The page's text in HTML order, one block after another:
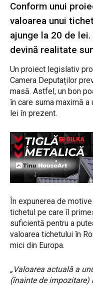
Conform unui
valoarea unui
ajunge la 20 de
devină realitate
Un proiect legislativ
Camera Deputaților
masă. Astfel, un bon
în care suma maximă
lei în prezent.
În expunerea de
tichetul pe care îl
suficientă pentru a
valoarea tichetului în
mici din Europa.
„Valoarea actuală a
(înainte de impozitare)